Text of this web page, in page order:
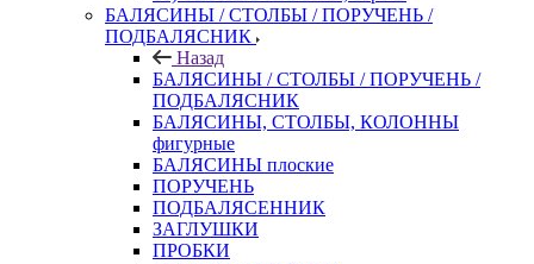
БАЛЯСИНЫ / СТОЛБЫ / ПОРУЧЕНЬ /
ПОДБАЛЯСНИК
Назад
БАЛЯСИНЫ / СТОЛБЫ / ПОРУЧЕНЬ /
ПОДБАЛЯСНИК
БАЛЯСИНЫ, СТОЛБЫ, КОЛОННЫ
фигурные
БАЛЯСИНЫ плоские
ПОРУЧЕНЬ
ПОДБАЛЯСЕННИК
ЗАГЛУШКИ
ПРОБКИ